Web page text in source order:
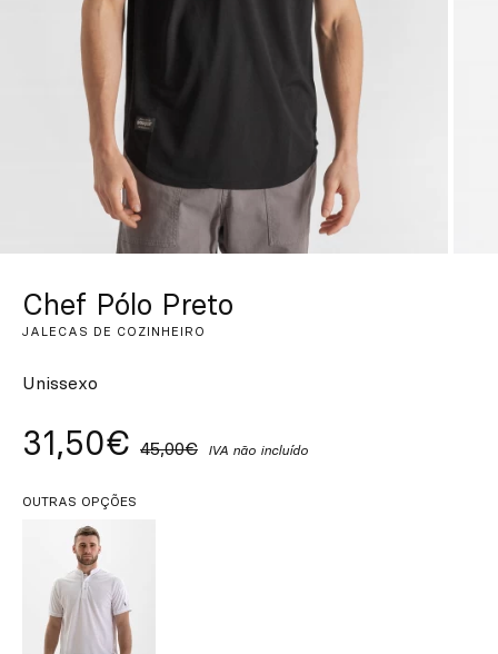
Inspire-se
ES EN FR
Chef Pólo Preto
JALECAS DE COZINHEIRO
Unissexo
31,50€ 45,00€ IVA não incluído
OUTRAS OPÇÕES